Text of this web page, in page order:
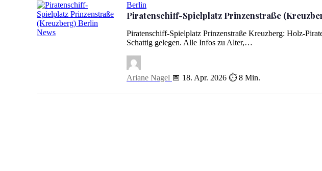
Piratenschiff-Spielplatz Prinzenstraße (Kreuzberg)
Berlin
Piratenschiff-Spielplatz Prinzenstraße
Piratenschiff-Spielplatz Prinzenstraße Kreuzberg: Holz-
Schattig gelegen. Alle Infos zu Alter,…
Ariane Nagel 📅 18. Apr. 2026 ⏱ 8 Min.